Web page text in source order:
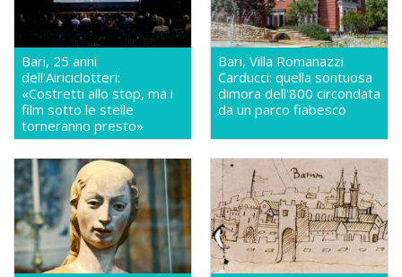
Bari, 25 anni
dell'Airiciclotteri:
«Costretti allo stop, ma i
film sotto le stelle
torneranno presto»
Bari, Villa Romanazzi
Carducci: quella sontuosa
dimora dell'800 circondata
da un parco fiabesco